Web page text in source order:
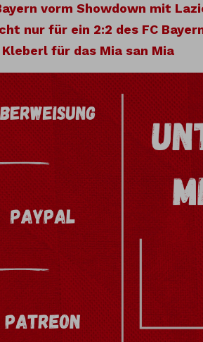
vorm Showdown mit
nur für ein 2:2 des FC
Kleberl für das Mia san Mia